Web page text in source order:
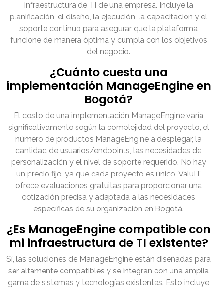
infraestructura de TI de una empresa. Incluye la
planificación, el diseño, la ejecución, la capacitación y el
soporte continuo para asegurar que la plataforma
funcione de manera óptima y cumpla con los objetivos
del negocio.
¿Cuánto cuesta una
implementación ManageEngine en
Bogotá?
El costo de una implementación ManageEngine varía
significativamente según la complejidad del proyecto, el
número de productos ManageEngine a desplegar, la
cantidad de usuarios/endpoints, las necesidades de
personalización y el nivel de soporte requerido. No hay
un precio fijo, ya que cada proyecto es único. ValuIT
ofrece evaluaciones gratuitas para proporcionar una
cotización precisa y adaptada a las necesidades
específicas de su organización en Bogotá.
¿Es ManageEngine compatible con
mi infraestructura de TI existente?
Sí, las soluciones de ManageEngine están diseñadas para
ser altamente compatibles y se integran con una amplia
gama de sistemas y tecnologías existentes. Esto incluye